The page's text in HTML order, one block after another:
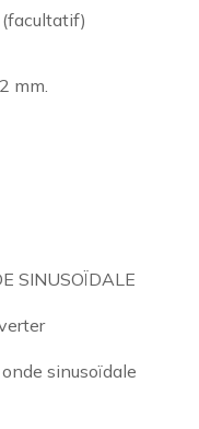
mm.
SINUSOÏDALE
sinusoïdale